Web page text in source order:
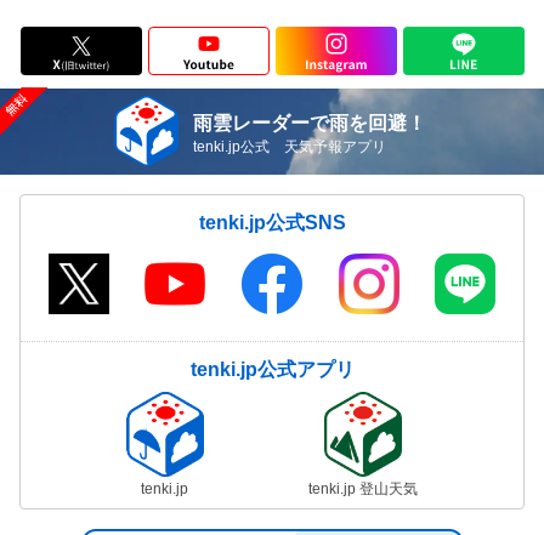
雨雲レーダーで雨を回避！
tenki.jp公式 天気予報アプリ
tenki.jp公式SNS
tenki.jp公式アプリ
tenki.jp tenki.jp 登山天気